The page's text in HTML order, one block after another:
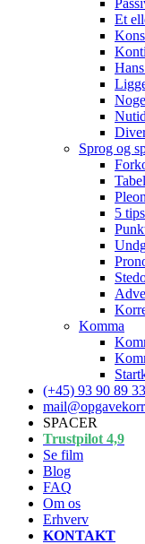
Et
Sprog og
5
Komma
(+45) 93 90 89 33
SPACER
Trustpilot 4,9
Se film
Blog
FAQ
Om os
Erhverv
KONTAKT